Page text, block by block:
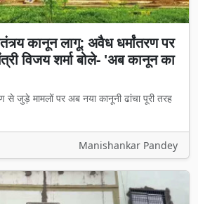
कानून लागू: अवैध धर्मांतरण पर
विजय शर्मा बोले- 'अब कानून का
से जुड़े मामलों पर अब नया कानूनी ढांचा पूरी तरह
Manishankar Pandey